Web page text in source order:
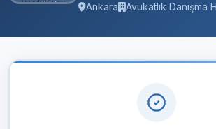
Ankara Avukatlık Danışma